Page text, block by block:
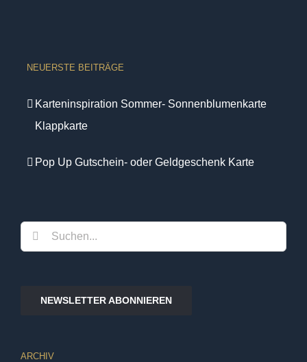
NEUERSTE BEITRÄGE
Karteninspiration Sommer- Sonnenblumenkarte
Klappkarte
Pop Up Gutschein- oder Geldgeschenk Karte
Suche
nach:
NEWSLETTER ABONNIEREN
ARCHIV